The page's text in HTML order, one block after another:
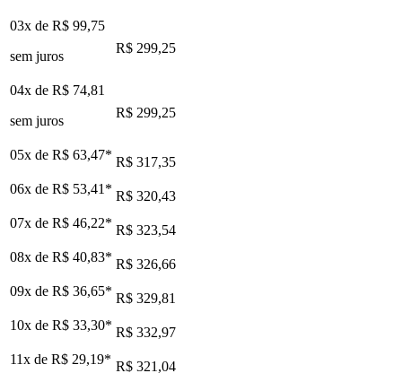
03x de R$ 99,75
sem juros
R$ 299,25
04x de R$ 74,81
sem juros
R$ 299,25
05x de R$ 63,47* R$ 317,35
06x de R$ 53,41 * R$ 320,43
07x de R$ 46,22* R$ 323,54
08x de R$ 40,83* R$ 326,66
09x de R$ 36,65* R$ 329,81
10x de R$ 33,30* R$ 332,97
11x de R$ 29,19* R$ 321,04